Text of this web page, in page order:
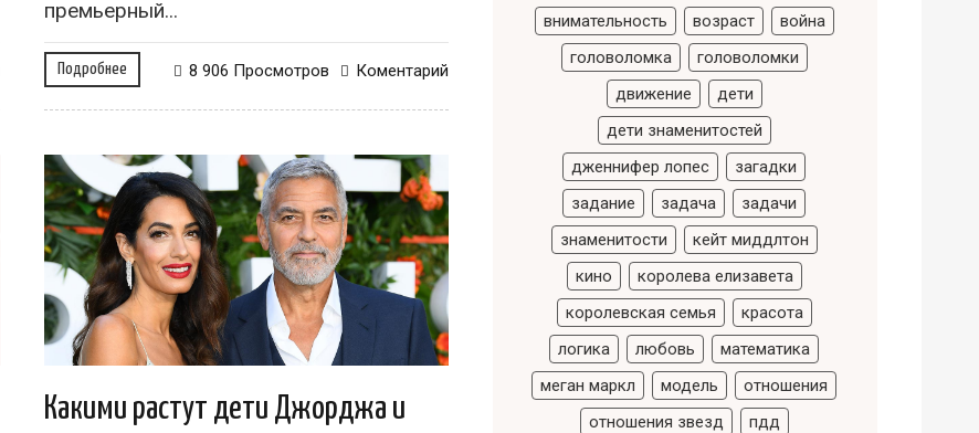
премьерный...
Подробнее Коментарий
8 906 Просмотров
Какими растут дети Джорджа и
внимательность
возраст
война
головоломка
головоломки
движение
дети
дети знаменитостей
дженнифер лопес
загадки
задание
задача
задачи
знаменитости
кейт миддлтон
кино
королева елизавета
королевская семья
красота
логика
любовь
математика
меган маркл
модель
отношения
отношения звезд
пдд